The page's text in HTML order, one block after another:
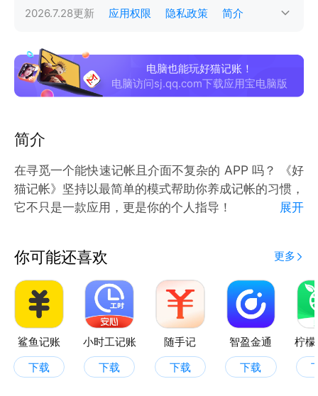
2026.7.28更新 应用权限 隐私政策 简介
电脑也能玩好猫记账！
电脑访问sj.qq.com下载应用宝电脑版
简介
在寻觅一个能快速记帐且介面不复杂的 APP 吗？ 《好
猫记帐》坚持以最简单的模式帮助你养成记帐的习惯，
它不只是一款应用，更是你的个人指导！
您无需掏空钱包或查看银行帐号即可了解自己的财务状
况：记账, 花费跟踪，资金经理，预算, 财务，资金, 跟
踪器, 收入, 储蓄, 债务，费用和收入追踪器，金钱、财
务应用，将帮助您控制预算、金钱和财务，而无需花费
太多时间。
这是一款免费、简单、好用的记帐App（谁用谁知
展开
你可能还喜欢 更多
鲨鱼记账
下载
小时工记账
下载
随手记
下载
智盈金通
下载
柠